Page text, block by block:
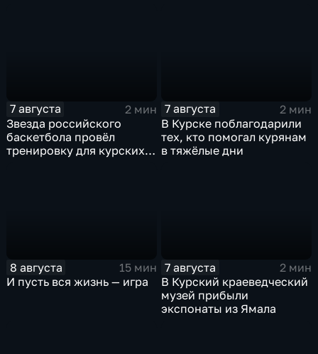
7 августа
2 мин
Звезда российского
баскетбола провёл
тренировку для курских
7 августа
2 мин
В Курске поблагодарили
тех, кто помогал курянам
в тяжёлые дни
8 августа
15 мин
И пусть вся жизнь — игра
7 августа
2 мин
В Курский краеведческий
музей прибыли
экспонаты из Ямала